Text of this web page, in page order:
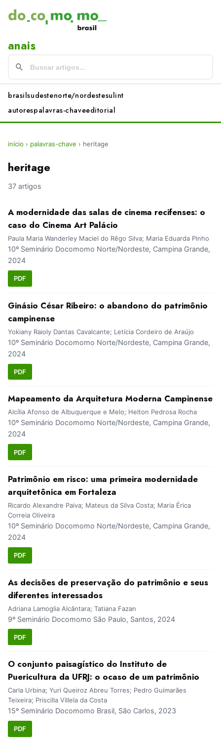
anais
brasilsudestenorte/nordestesulint
autorespalavras-chaveeditorial
início › palavras-chave › heritage
heritage
37 artigos
A modernidade das salas de cinema recifenses: o
caso do Cinema Art Palácio
Paula Maria Wanderley Maciel do Rêgo Silva; Maria Eduarda Pinho
10º Seminário Docomomo Norte/Nordeste, Campina Grande,
2024
PDF
Ginásio César Ribeiro: o abandono do patrimônio
campinense
Yokiany Raioly Dantas Cavalcante; Letícia Cordeiro de Araújo
10º Seminário Docomomo Norte/Nordeste, Campina Grande,
2024
PDF
Mapeamento da Arquitetura Moderna Campinense
Alcília Afonso de Albuquerque e Melo; Helton Pedrosa Rocha
10º Seminário Docomomo Norte/Nordeste, Campina Grande,
2024
PDF
Patrimônio em risco: uma primeira modernidade
arquitetônica em Fortaleza
Ricardo Alexandre Paiva; Mateus da Silva Costa; Maria Érica
Correia Oliveira
10º Seminário Docomomo Norte/Nordeste, Campina Grande,
2024
PDF
As decisões de preservação do patrimônio e seus
diferentes interessados
Adriana Lamoglia Alcântara; Tatiana Fazan
9º Seminário Docomomo São Paulo, Santos, 2024
PDF
O conjunto paisagístico do Instituto de
Puericultura da UFRJ: o ocaso de um patrimônio
Carla Urbina; Yuri Queiroz Abreu Torres; Pedro Guimarães
Teixeira; Priscilla Villela da Costa
15º Seminário Docomomo Brasil, São Carlos, 2023
PDF